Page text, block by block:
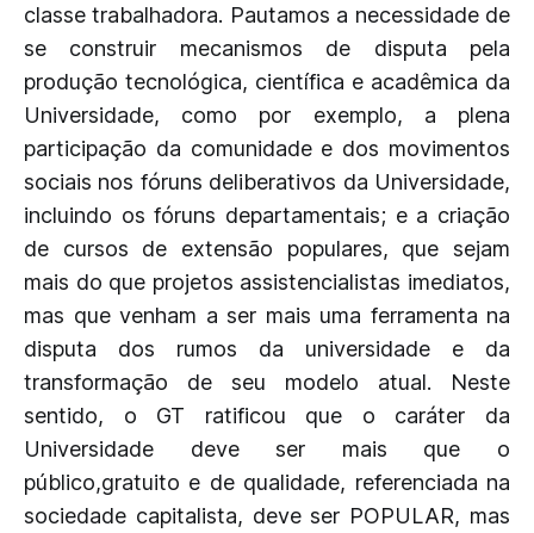
classe trabalhadora. Pautamos a necessidade de
se construir mecanismos de disputa pela
produção tecnológica, científica e acadêmica da
Universidade, como por exemplo, a plena
participação da comunidade e dos movimentos
sociais nos fóruns deliberativos da Universidade,
incluindo os fóruns departamentais; e a criação
de cursos de extensão populares, que sejam
mais do que projetos assistencialistas imediatos,
mas que venham a ser mais uma ferramenta na
disputa dos rumos da universidade e da
transformação de seu modelo atual. Neste
sentido, o GT ratificou que o caráter da
Universidade deve ser mais que o
público,gratuito e de qualidade, referenciada na
sociedade capitalista, deve ser POPULAR, mas